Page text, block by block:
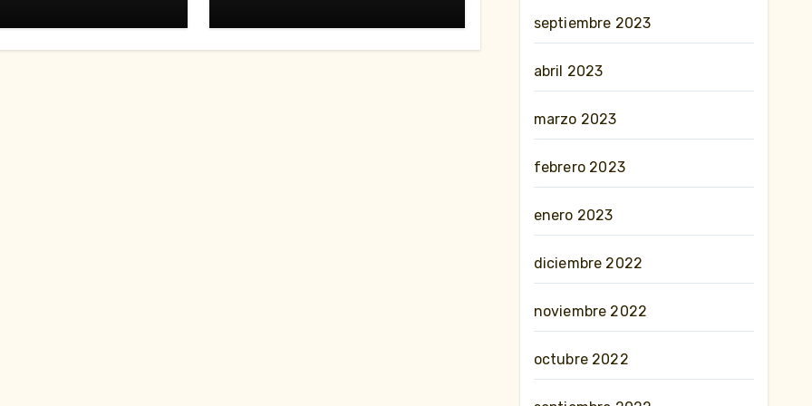
septiembre 2023
abril 2023
marzo 2023
febrero 2023
enero 2023
diciembre 2022
noviembre 2022
octubre 2022